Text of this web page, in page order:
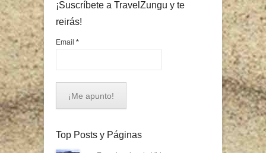
¡Suscríbete a TravelZungu y te
reirás!
Email *
Top Posts y Páginas